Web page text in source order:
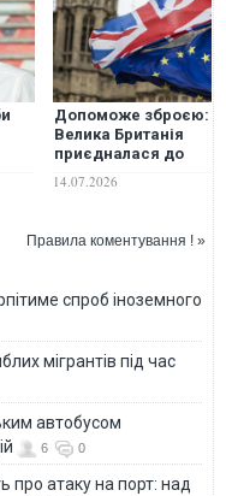
Допоможе зброєю:
Велика Британія
приєдналася до
кредиту Україні на
14.07.2026
Правила коментування ! »
спроб іноземного
мігрантів під час
автобусом
6 0
про атаку на порт: над